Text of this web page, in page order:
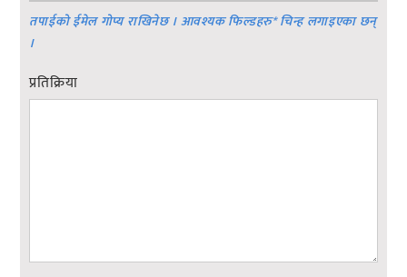
तपाईको ईमेल गोप्य राखिनेछ । आवश्यक फिल्डहरु*चिन्ह लगाइएका छन्
।
प्रतिक्रिया